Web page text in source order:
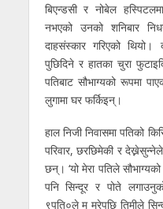
बिएन्डसी र नोबेल
नभएको उनको शनिबार
दाहसंस्कार गरिएको थियो।
पुछिदिने र हातका चुरा
पतिबाट सौभाग्यको रूपमा
लुगामा घर फर्किइन्।
हाल निजी निवासमा पतिको
परिवार, छरछिमेकी र
छन्। ‘यो मेरा पतिले
पनि सिन्दूर र पोते
९पति०ले म मरेपछि तिमीले